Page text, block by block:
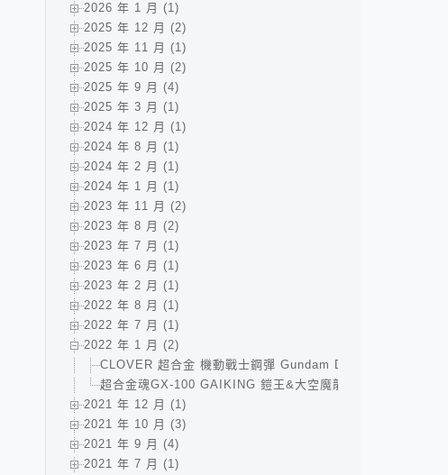
2026 年 1 月 (1)
2025 年 12 月 (2)
2025 年 11 月 (1)
2025 年 10 月 (2)
2025 年 9 月 (4)
2025 年 3 月 (1)
2024 年 12 月 (1)
2024 年 8 月 (1)
2024 年 2 月 (1)
2024 年 1 月 (1)
2023 年 11 月 (2)
2023 年 8 月 (2)
2023 年 7 月 (1)
2023 年 6 月 (1)
2023 年 2 月 (1)
2022 年 8 月 (1)
2022 年 7 月 (1)
2022 年 1 月 (2)
CLOVER 超合金 機動戰士鋼彈 Gundam DX 合体 / クロー
超合金魂GX-100 GAIKING 鎧王&大空魔龍 / 超合金魂 GX-
2021 年 12 月 (1)
2021 年 10 月 (3)
2021 年 9 月 (4)
2021 年 7 月 (1)